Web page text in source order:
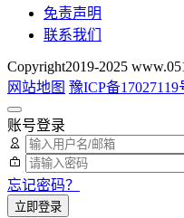
免责声明
联系我们
Copyright2019-2025
网站地图 豫ICP备17027119
账号登录
忘记密码？
立即登录